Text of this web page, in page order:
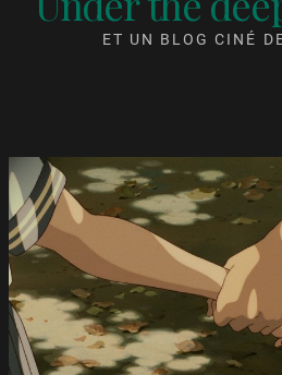
ET UN BLOG CINÉ